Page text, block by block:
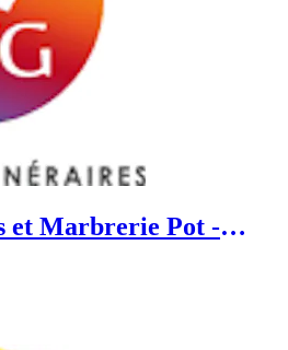
et Marbrerie Pot -